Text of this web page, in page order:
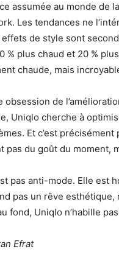
assumée au monde de
Les tendances ne
effets de style sont
% plus chaud et 20 %
chaude, mais
obsession de
Uniqlo cherche à
Et c’est
pas du goût du moment,
pas anti-mode. Elle est
pas un rêve
fond, Uniqlo n’habille
Efrat